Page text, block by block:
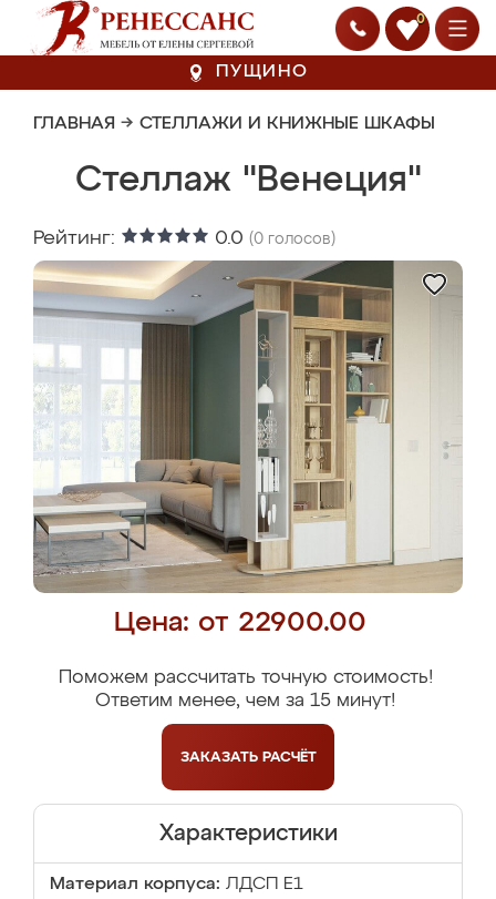
0
ПУЩИНО
ГЛАВНАЯ → СТЕЛЛАЖИ И КНИЖНЫЕ ШКАФЫ
Стеллаж "Венеция"
Рейтинг: 0.0 (0 голосов)
Цена: от 22900.00
Поможем рассчитать точную стоимость!
Ответим менее, чем за 15 минут!
ЗАКАЗАТЬ РАСЧЁТ
Характеристики
Материал корпуса: ЛДСП Е1